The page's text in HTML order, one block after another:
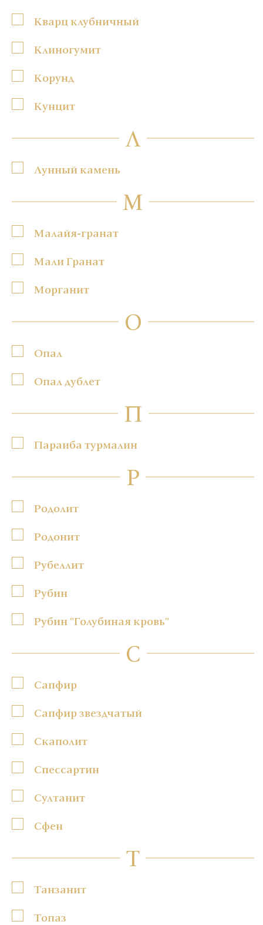
Кварц клубничный
Клиногумит
Корунд
Кунцит
Л
Лунный камень
М
Малайя-гранат
Мали Гранат
Морганит
О
Опал
Опал дублет
П
Параиба турмалин
Р
Родолит
Родонит
Рубеллит
Рубин
Рубин "Голубиная кровь"
С
Сапфир
Сапфир звездчатый
Скаполит
Спессартин
Султанит
Сфен
Т
Танзанит
Топаз